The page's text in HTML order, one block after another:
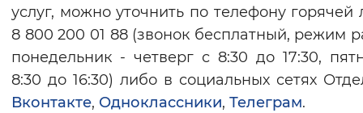
услуг, можно уточнить по телефону горячей
8 800 200 01 88 (звонок бесплатный, режим
понедельник - четверг с 8:30 до 17:30,
8:30 до 16:30) либо в социальных сетях
Вконтакте, Одноклассники, Телеграм.